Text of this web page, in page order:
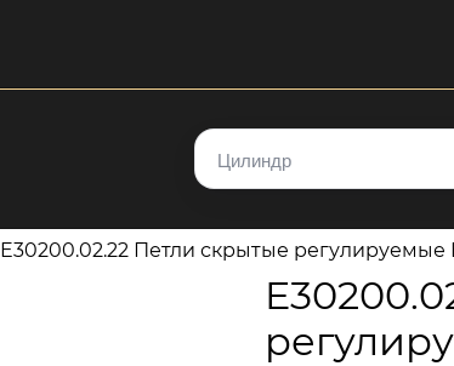
E30200.02.22 Петли скрытые регулируемые